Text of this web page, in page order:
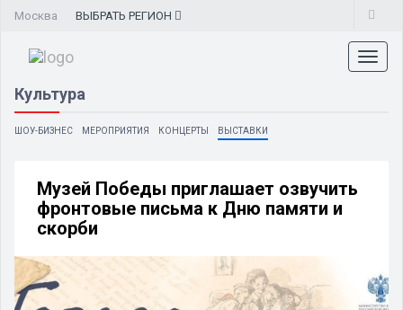
Москва ВЫБРАТЬ РЕГИОН
Культура
ШОУ-БИЗНЕС МЕРОПРИЯТИЯ КОНЦЕРТЫ ВЫСТАВКИ
Музей Победы приглашает озвучить
фронтовые письма к Дню памяти и
скорби